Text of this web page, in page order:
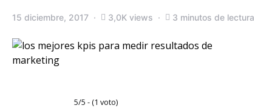
15 diciembre, 2017 3,0K views 3 minutos de lectura
5/5 - (1 voto)